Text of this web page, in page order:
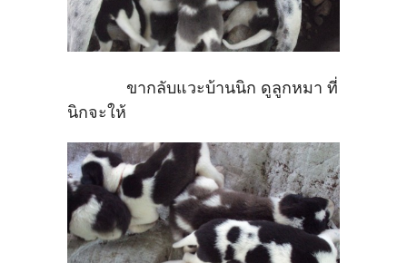
ขากลับแวะบ้านนิก ดูลูกหมา ที่
นิกจะให้